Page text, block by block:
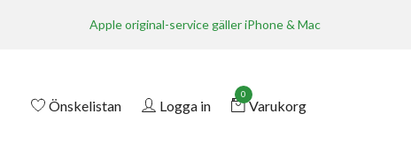
Apple original-service gäller iPhone & Mac
Önskelistan Logga in
0
Varukorg